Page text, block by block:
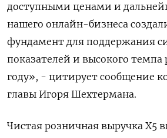
доступными ценами и
нашего онлайн-бизнеса
фундамент для поддержания
показателей и высокого темпа
году», - цитирует сообщение
главы Игоря Шехтермана.
Чистая розничная выручка Х5